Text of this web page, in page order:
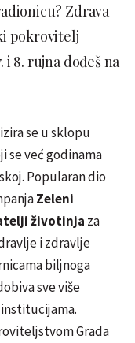
Zdrava
pokrovitelj
i 8. rujna dođeš na
se u sklopu
se već godinama
Popularan dio
Zeleni
životinja za
i zdravlje
biljnoga
sve više
Grada